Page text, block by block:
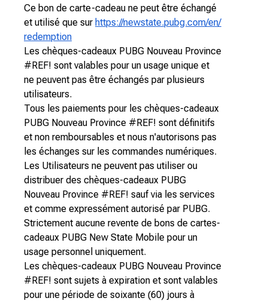
Ce bon de carte-cadeau ne peut être échangé
et utilisé que sur https://newstate.pubg.com/en/
redemption
Les chèques-cadeaux PUBG Nouveau Province
#REF! sont valables pour un usage unique et
ne peuvent pas être échangés par plusieurs
utilisateurs.
Tous les paiements pour les chèques-cadeaux
PUBG Nouveau Province #REF! sont définitifs
et non remboursables et nous n'autorisons pas
les échanges sur les commandes numériques.
Les Utilisateurs ne peuvent pas utiliser ou
distribuer des chèques-cadeaux PUBG
Nouveau Province #REF! sauf via les services
et comme expressément autorisé par PUBG.
Strictement aucune revente de bons de cartes-
cadeaux PUBG New State Mobile pour un
usage personnel uniquement.
Les chèques-cadeaux PUBG Nouveau Province
#REF! sont sujets à expiration et sont valables
pour une période de soixante (60) jours à